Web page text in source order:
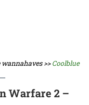
>>Coolblue
Warfare 2 –